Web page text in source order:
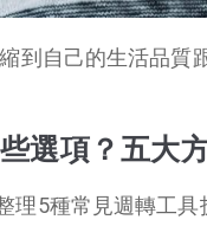
到自己的生活品質
選項？五大
理5種常見週轉工